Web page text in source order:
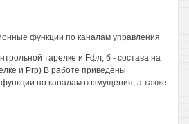
функции по каналам управления
тарелке и Fфл; б - состава на
и Ргр) В работе приведены
по каналам возмущения, а также